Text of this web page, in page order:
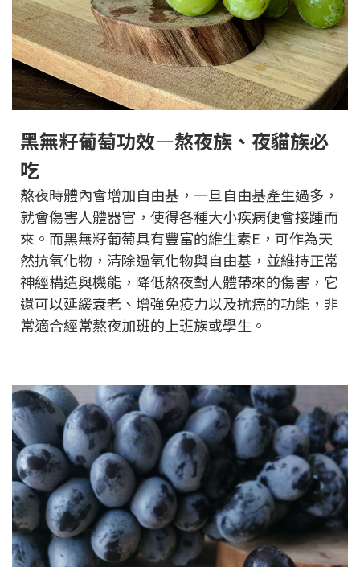
黑無籽葡萄功效—熬夜族、夜貓族必
吃
熬夜時體內會增加自由基，一旦自由基產生過多，
就會傷害人體器官，使得各種大小疾病便會接踵而
來。而黑無籽葡萄具有豐富的維生素E，可作為天
然抗氧化物，清除過氧化物與自由基，並維持正常
神經構造與機能，降低熬夜對人體帶來的傷害， 它
還可以延緩衰老、增強免疫力以及抗癌的功能， 非
常適合經常熬夜加班的上班族或學生。